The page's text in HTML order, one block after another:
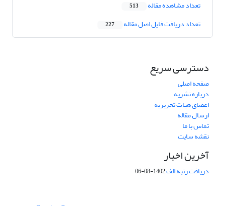
تعداد مشاهده مقاله 513
تعداد دریافت فایل اصل مقاله 227
دسترسی سریع
صفحه اصلی
درباره نشریه
اعضای هیات تحریریه
ارسال مقاله
تماس با ما
نقشه سایت
آخرین اخبار
دریافت رتبه الف1402-08-06